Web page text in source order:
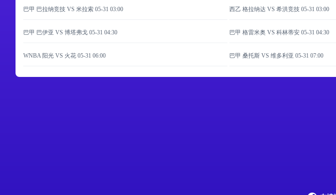
巴甲 巴拉纳竞技 VS 米拉索 05-31 03:00 西乙 格拉纳达 VS 希洪竞技 05-31 03:00
巴甲 巴伊亚 VS 博塔弗戈 05-31 04:30 巴甲 格雷米奥 VS 科林蒂安 05-31 04:30
WNBA 阳光 VS 火花 05-31 06:00 巴甲 桑托斯 VS 维多利亚 05-31 07:00